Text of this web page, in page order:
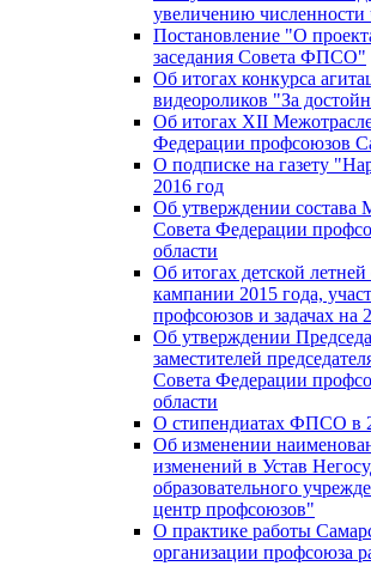
увеличению численности
Постановление "О
заседания Совета ФПСО"
Об итогах конкурса
видеороликов "За
Об итогах XII
Федерации профсоюзов
О подписке на газету
2016 год
Об утверждении состава
Совета Федерации
области
Об итогах детской
кампании 2015 года,
профсоюзов и задачах на
Об утверждении
заместителей
Совета Федерации
области
О стипендиатах ФПСО в
Об изменении
изменений в Устав
образовательного
центр профсоюзов"
О практике работы
организации профсоюза